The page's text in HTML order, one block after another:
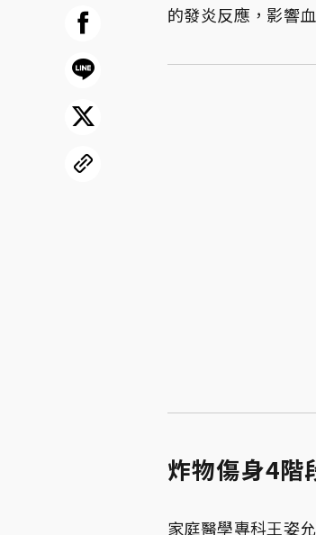
的發炎反應，影響
炸物傷身4階
家庭醫學專科王姿